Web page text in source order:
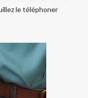
le téléphoner